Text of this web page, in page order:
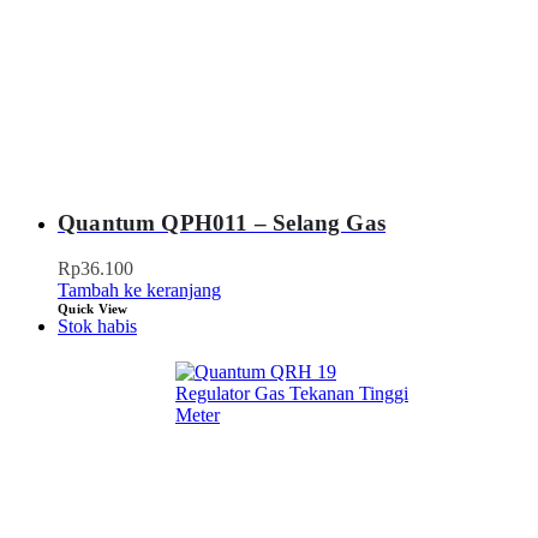
Quantum QPH011 – Selang Gas
Rp36.100
Tambah ke keranjang
Quick View
Stok habis